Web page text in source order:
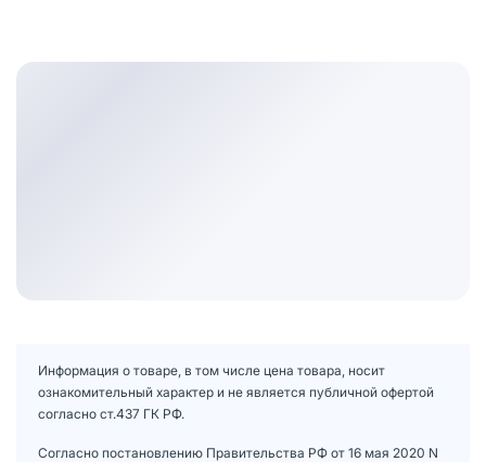
Информация о товаре, в том числе цена товара, носит
ознакомительный характер и не является публичной офертой
согласно ст.437 ГК РФ.
Согласно постановлению Правительства РФ от 16 мая 2020 N